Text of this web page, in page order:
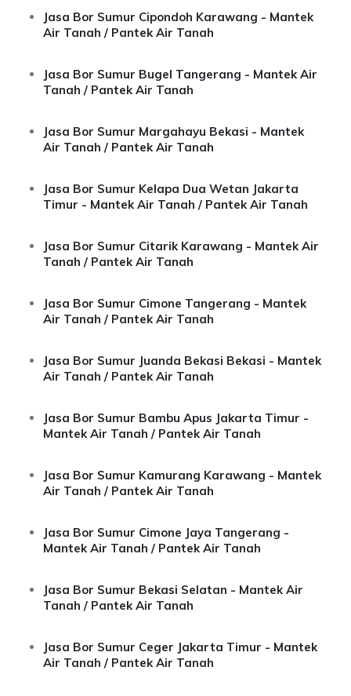
Jasa Bor Sumur Cipondoh Karawang - Mantek
Air Tanah / Pantek Air Tanah
Jasa Bor Sumur Bugel Tangerang - Mantek Air
Tanah / Pantek Air Tanah
Jasa Bor Sumur Margahayu Bekasi - Mantek
Air Tanah / Pantek Air Tanah
Jasa Bor Sumur Kelapa Dua Wetan Jakarta
Timur - Mantek Air Tanah / Pantek Air Tanah
Jasa Bor Sumur Citarik Karawang - Mantek Air
Tanah / Pantek Air Tanah
Jasa Bor Sumur Cimone Tangerang - Mantek
Air Tanah / Pantek Air Tanah
Jasa Bor Sumur Juanda Bekasi Bekasi - Mantek
Air Tanah / Pantek Air Tanah
Jasa Bor Sumur Bambu Apus Jakarta Timur -
Mantek Air Tanah / Pantek Air Tanah
Jasa Bor Sumur Kamurang Karawang - Mantek
Air Tanah / Pantek Air Tanah
Jasa Bor Sumur Cimone Jaya Tangerang -
Mantek Air Tanah / Pantek Air Tanah
Jasa Bor Sumur Bekasi Selatan - Mantek Air
Tanah / Pantek Air Tanah
Jasa Bor Sumur Ceger Jakarta Timur - Mantek
Air Tanah / Pantek Air Tanah